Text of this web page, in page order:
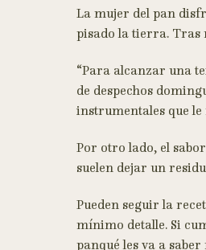
La mujer del pan
pisado la tierra. Tras
“Para alcanzar una
de despechos
instrumentales que le
Por otro lado, el
suelen dejar un
Pueden seguir la
mínimo detalle. Si
panqué les va a saber